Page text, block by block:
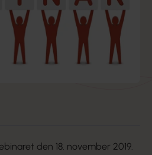
den 18. november 2019.